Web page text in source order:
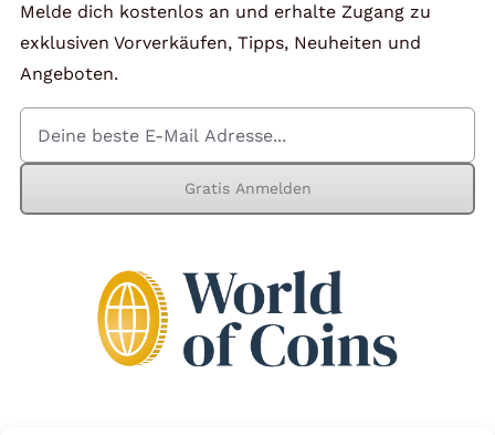
Kontakt
Mein Konto
Warenkorb
Melde dich kostenlos an und erhalte Zugang zu
exklusiven Vorverkäufen, Tipps, Neuheiten und
Angeboten.
Gratis Anmelden